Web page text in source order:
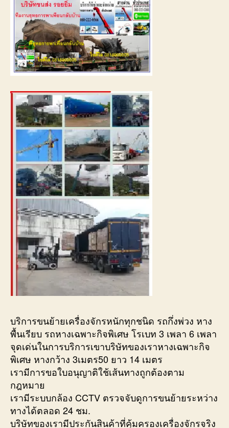
บริการขนย้ายเครื่องจักรหนักทุกชนิด รถกึ่งพ่วง หาง
พื้นเรียบ รถหางเฉพาะกิจพิเศษ โรเบท 3 เพลา 6 เพลา
จุดเด่นในการบริการเขาบริษัทของเราหางเฉพาะกิจ
พิเศษ หางกว้าง 3เมตร50 ยาว 14 เมตร
เรามีการขอใบอนุญาติใช้เส้นทางถูกต้องตาม
กฎหมาย
เรามีระบบกล้อง CCTV ตรวจจับดูการขนย้ายระหว่าง
ทางได้ตลอด 24 ชม.
บริษัทของเรามีประกันสินค้าที่คุ้มครองเครื่องจักรจริง